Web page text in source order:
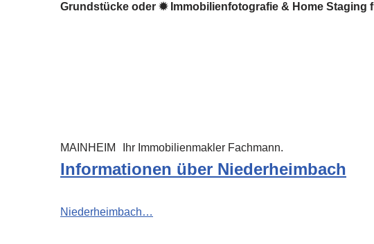
Grundstücke oder ✹ Immobilienfotografie & Home
MAINHEIM Ihr Immobilienmakler Fachmann.
Informationen über Niederheimbach
Niederheimbach…